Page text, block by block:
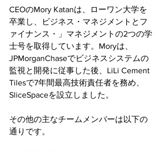
CEOのMory Katanは、ローワン大学を
卒業し、ビジネス・マネジメントとフ
ァイナンス・」マネジメントの2つの学
士号を取得しています。Moryは、
JPMorganChaseでビジネスシステムの
監視と開発に従事した後、LiLi Cement
Tilesで7年間最高技術責任者を務め、
SliceSpaceを設立しました。
その他の主なチームメンバーは以下の
通りです。